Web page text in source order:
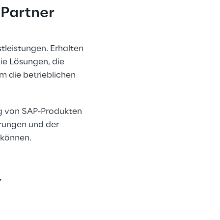
Erhalten
Lösungen, die
die betrieblichen
von SAP-Produkten
und der